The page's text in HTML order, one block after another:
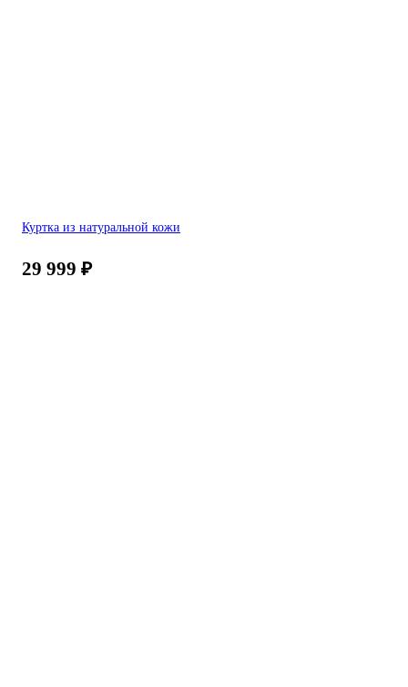
Куртка из натуральной кожи
29 999 ₽